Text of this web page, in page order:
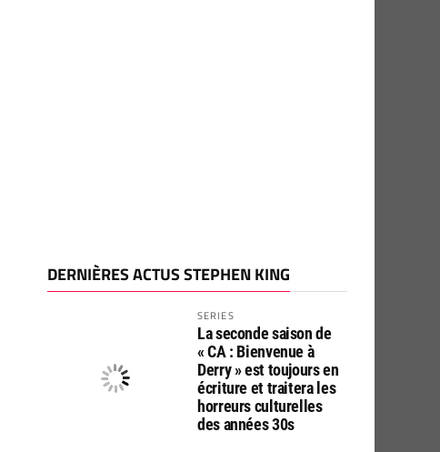
DERNIÈRES ACTUS STEPHEN KING
SERIES
La seconde saison de
« CA : Bienvenue à
Derry » est toujours en
écriture et traitera les
horreurs culturelles
des années 30s